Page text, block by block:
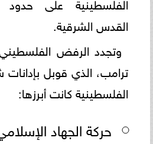
القدس الشرقية.
وتجدد الرفض
ترامب، الذي قوبل
الفلسطينية كانت أبرزها:
حركة الجهاد